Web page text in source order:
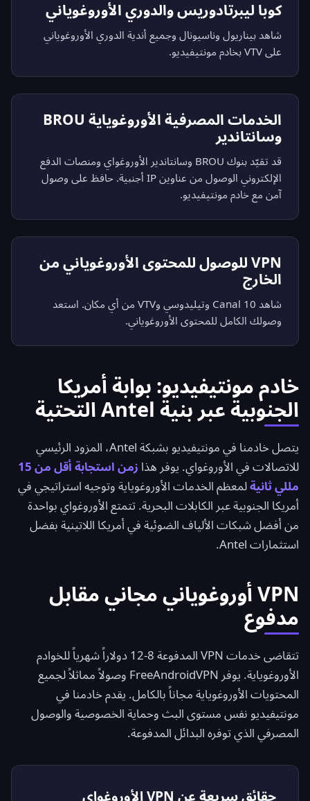
كوبا ليبرتادوريس والدوري الأوروغوياني
شاهد بيناريول وناسيونال وجميع أندية الدوري الأوروغوياني
على VTV بخادم مونتيفيديو.
الخدمات المصرفية الأوروغوياية BROU
وسانتاندير
قد تقيّد بنوك BROU وسانتاندير الأوروغواي ومنصات الدفع
الإلكتروني الوصول من عناوين IP أجنبية. حافظ على وصول
آمن مع خادم مونتيفيديو.
VPN للوصول للمحتوى الأوروغوياني من
الخارج
شاهد Canal 10 وتيليدوسي وVTV من أي مكان. استعد
وصولك الكامل للمحتوى الأوروغوياني.
خادم مونتيفيديو: بوابة أمريكا
الجنوبية عبر بنية Antel التحتية
يتصل خادمنا في مونتيفيديو بشبكة Antel، المزود الرئيسي
للاتصالات في الأوروغواي. يوفر هذا
زمن استجابة أقل من 15
مللي ثانيةلمعظم الخدمات الأوروغوياية وتوجيه استراتيجي في
أمريكا الجنوبية عبر الكابلات البحرية. تتمتع الأوروغواي بواحدة
من أفضل شبكات الألياف الضوئية في أمريكا اللاتينية بفضل
استثمارات Antel.
VPN أوروغوياني مجاني مقابل
مدفوع
تتقاضى خدمات VPN المدفوعة 8-12 دولاراً شهرياً للخوادم
الأوروغوياية. يوفر FreeAndroidVPN وصولاً مماثلاً لجميع
المحتويات الأوروغوياية مجاناً بالكامل. يقدم خادمنا في
مونتيفيديو نفس مستوى البث وحماية الخصوصية والوصول
المصرفي الذي توفره البدائل المدفوعة.
حقائق سريعة عن VPN الأوروغواي